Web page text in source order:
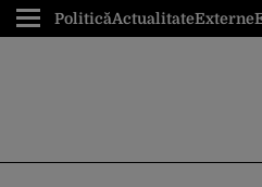
PoliticăActualitateExterne